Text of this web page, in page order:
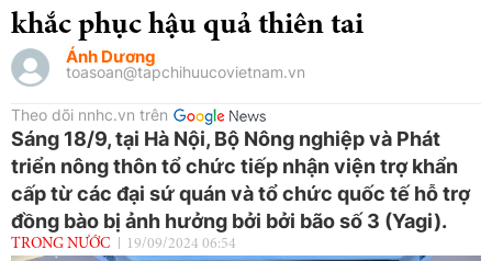
khắc phục hậu quả thiên tai
Ánh Dương
toasoan@tapchihuucovietnam.vn
Theo dõi nnhc.vn trên
Sáng 18/9, tại Hà Nội, Bộ Nông nghiệp và Phát
triển nông thôn tổ chức tiếp nhận viện trợ khẩn
cấp từ các đại sứ quán và tổ chức quốc tế hỗ trợ
đồng bào bị ảnh hưởng bởi bởi bão số 3 (Yagi).
TRONG NƯỚC 19/09/2024 06:54